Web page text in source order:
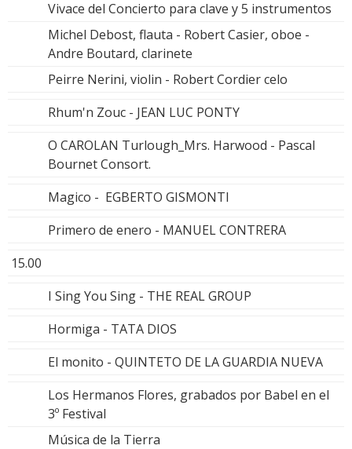
Vivace del Concierto para clave y 5 instrumentos
Michel Debost, flauta - Robert Casier, oboe -
Andre Boutard, clarinete
Peirre Nerini, violin - Robert Cordier celo
Rhum'n Zouc - JEAN LUC PONTY
O CAROLAN Turlough_Mrs. Harwood - Pascal
Bournet Consort.
Magico - EGBERTO GISMONTI
Primero de enero - MANUEL CONTRERA
15.00
I Sing You Sing - THE REAL GROUP
Hormiga - TATA DIOS
El monito - QUINTETO DE LA GUARDIA NUEVA
Los Hermanos Flores, grabados por Babel en el
3º Festival
Música de la Tierra